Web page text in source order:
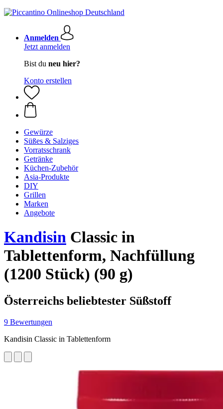
Anmelden
Jetzt anmelden
Bist du neu hier?
Konto erstellen
Gewürze
Süßes & Salziges
Vorratsschrank
Getränke
Küchen-Zubehör
Asia-Produkte
DIY
Grillen
Marken
Angebote
Kandisin Classic in
Tablettenform, Nachfüllung
(1200 Stück) (90 g)
Österreichs beliebtester Süßstoff
9 Bewertungen
Kandisin Classic in Tablettenform